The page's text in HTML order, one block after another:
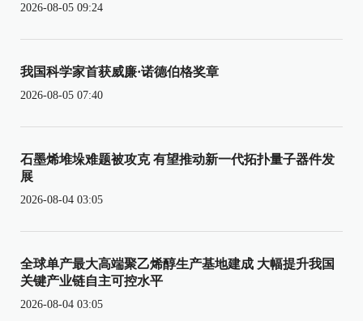
2026-08-05 09:24
我国科学家首获威廉·诺德伯格奖章
2026-08-05 07:40
石墨烯堆垛难题被攻克 有望推动新一代拓扑量子器件发
展
2026-08-04 03:05
全球单产最大高端聚乙烯醇生产基地建成 大幅提升我国
关键产业链自主可控水平
2026-08-04 03:05